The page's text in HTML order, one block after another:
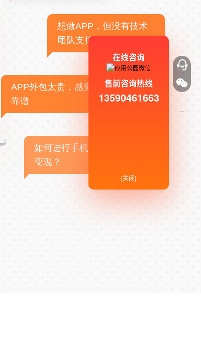
想做APP，但没有技术
团队支持
APP外包太贵，感觉不
靠谱
如何进行手机APP商业
变现？
在线咨询
售前咨询热线
13590461663
[关闭]